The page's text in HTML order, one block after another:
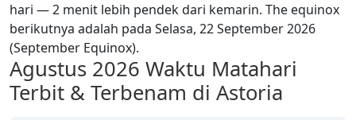
hari — 2 menit lebih pendek dari kemarin. The equinox
berikutnya adalah pada Selasa, 22 September 2026
(September Equinox).
Agustus 2026 Waktu Matahari
Terbit & Terbenam di Astoria